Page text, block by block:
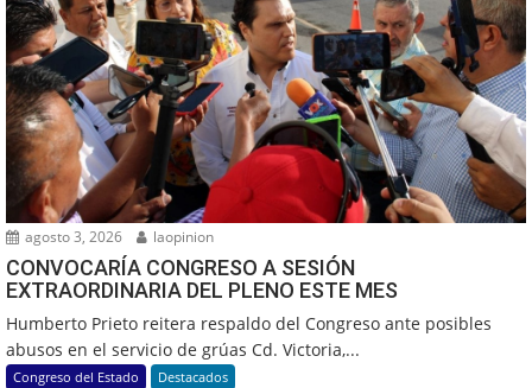
agosto 3, 2026 laopinion
CONVOCARÍA CONGRESO A SESIÓN
EXTRAORDINARIA DEL PLENO ESTE MES
Humberto Prieto reitera respaldo del Congreso ante posibles
abusos en el servicio de grúas Cd. Victoria,...
Congreso del Estado Destacados